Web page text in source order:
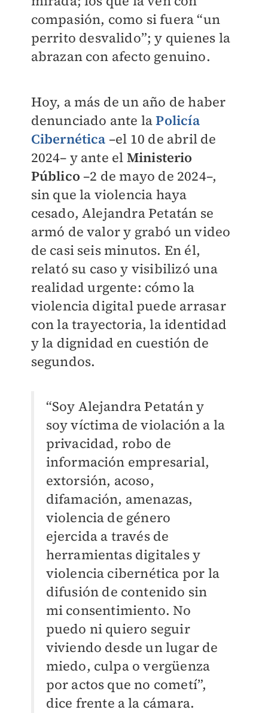
compasión, como si fuera “un
perrito desvalido”; y quienes la
abrazan con afecto genuino.
Hoy, a más de un año de haber
denunciado ante laPolicía
Cibernética –el 10 de abril de
2024– y ante el Ministerio
Público –2 de mayo de 2024–,
sin que la violencia haya
cesado, Alejandra Petatán se
armó de valor y grabó un video
de casi seis minutos. En él,
relató su caso y visibilizó una
realidad urgente: cómo la
violencia digital puede arrasar
con la trayectoria, la identidad
y la dignidad en cuestión de
segundos.
“Soy Alejandra Petatán y
soy víctima de violación a la
privacidad, robo de
información empresarial,
extorsión, acoso,
difamación, amenazas,
violencia de género
ejercida a través de
herramientas digitales y
violencia cibernética por la
difusión de contenido sin
mi consentimiento. No
puedo ni quiero seguir
viviendo desde un lugar de
miedo, culpa o vergüenza
por actos que no cometí”,
dice frente a la cámara.